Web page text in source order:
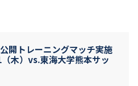
公開トレーニングマッチ実施
木）vs.東海大学熊本サッ